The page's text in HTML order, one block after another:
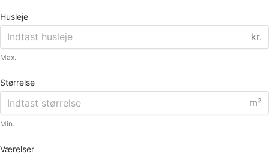
Husleje
kr.
Max.
Størrelse
m²
Min.
Værelser